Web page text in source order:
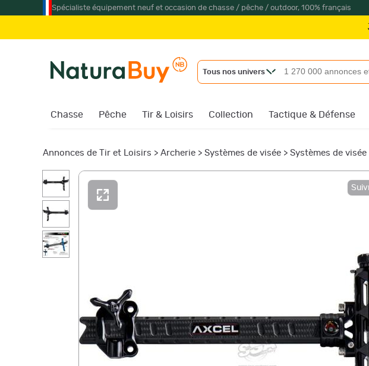
Spécialiste équipement neuf et occasion de chasse / pêche / outdoor, 100% français
Jumelles
Tous nos univers
Chasse Pêche Tir & Loisirs Collection Tactique & Défense
Annonces de Tir et Loisirs > Archerie > Systèmes de visée > Systèmes de